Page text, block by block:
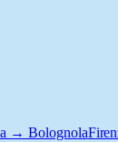
→ Bolognola